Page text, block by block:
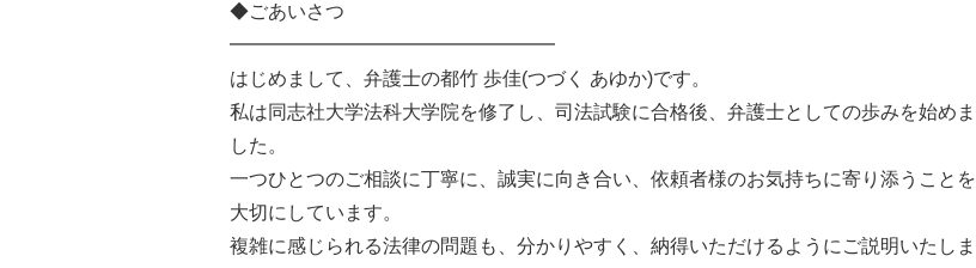
◆ごあいさつ
━━━━━━━━━━━━━━━━━
はじめまして、弁護士の都竹 歩佳(つづく あゆか)です。
私は同志社大学法科大学院を修了し、司法試験に合格後、弁護士としての歩みを始めま
した。
一つひとつのご相談に丁寧に、誠実に向き合い、依頼者様のお気持ちに寄り添うことを
大切にしています。
複雑に感じられる法律の問題も、分かりやすく、納得いただけるようにご説明いたしま